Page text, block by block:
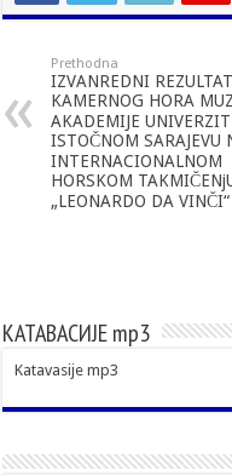
Prethodna
IZVANREDNI
KAMERNOG HORA
AKADEMIJE
ISTOČNOM SARAJEVU
INTERNACIONALNOM
HORSKOM
„LEONARDO DA VINČI“
КАТАВАСИЈЕ mp3
Katavasije mp3